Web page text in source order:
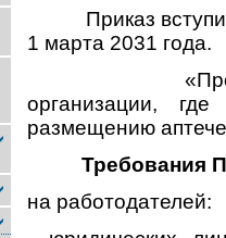
Приказ вступит
1 марта 2031 года.
организации,
размещению
Требования
на работодателей: